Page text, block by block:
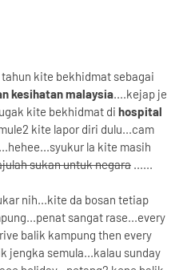
kite bekhidmat sebagai
kesihatan malaysia....kejap je
kite bekhidmat di hospital
kite lapor diri dulu...cam
la kite masih
sukan untuk negara ......
nih...kite da bosan tetiap
sangat rase...every
balik kampung then every
jengka semula...kalau sunday